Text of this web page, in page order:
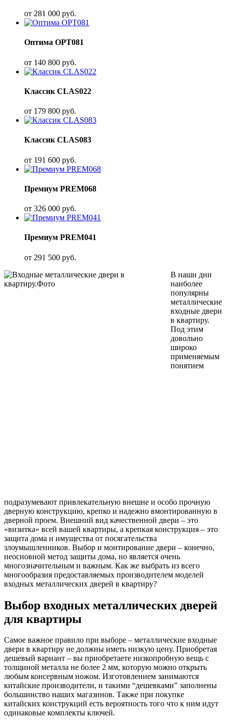
от 281 000 руб.
Оптима OPT081
от 140 800 руб.
Классик CLAS022
от 179 800 руб.
Классик CLAS083
от 191 600 руб.
Премиум PREM068
от 326 000 руб.
Премиум PREM041
от 291 500 руб.
В наши дни
наиболее
популярны
металлические
входные двери
в квартиру.
Под этим
довольно
широко
применяемым
понятием
подразумевают привлекательную внешне и особо прочную
дверную конструкцию, крепко и надежно вмонтированную в
дверной проем. Внешний вид качественной двери – это
«визитка» всей вашей квартиры, а крепкая конструкция – это
защита дома и имущества от посягательства
злоумышленников. Выбор и монтирование двери – конечно,
неосновной метод защиты дома, но является очень
многозначительным и важным. Как же выбрать из всего
многообразия предоставляемых производителем моделей
входных металлических дверей в квартиру?
Выбор входных металлических дверей
для квартиры
Самое важное правило при выборе – металлические входные
двери в квартиру не должны иметь низкую цену. Приобретая
дешевый вариант – вы приобретаете низкопробную вещь с
толщиной металла не более 2 мм, которую можно открыть
любым консервным ножом. Изготовлением занимаются
китайские производители, и такими “дешевками” заполнены
большинство наших магазинов. Также при покупке
китайских конструкций есть вероятность того что к ним идут
одинаковые комплекты ключей.